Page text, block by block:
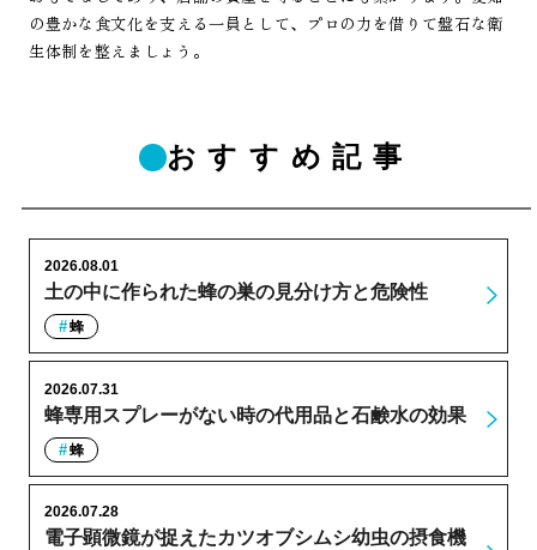
の豊かな食文化を支える一員として、プロの力を借りて盤石な衛
生体制を整えましょう。
おすすめ記事
土の中に作られた蜂の巣の見分け方と危険性
2026.08.01
蜂
蜂専用スプレーがない時の代用品と石鹸水の効果
2026.07.31
蜂
電子顕微鏡が捉えたカツオブシムシ幼虫の摂食機
2026.07.28